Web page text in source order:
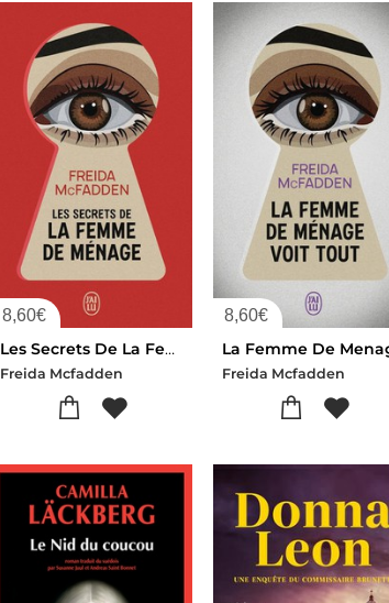
8,60€
Les Secrets De La Femme De Menage
Freida Mcfadden
8,60€
Freida Mcfadden